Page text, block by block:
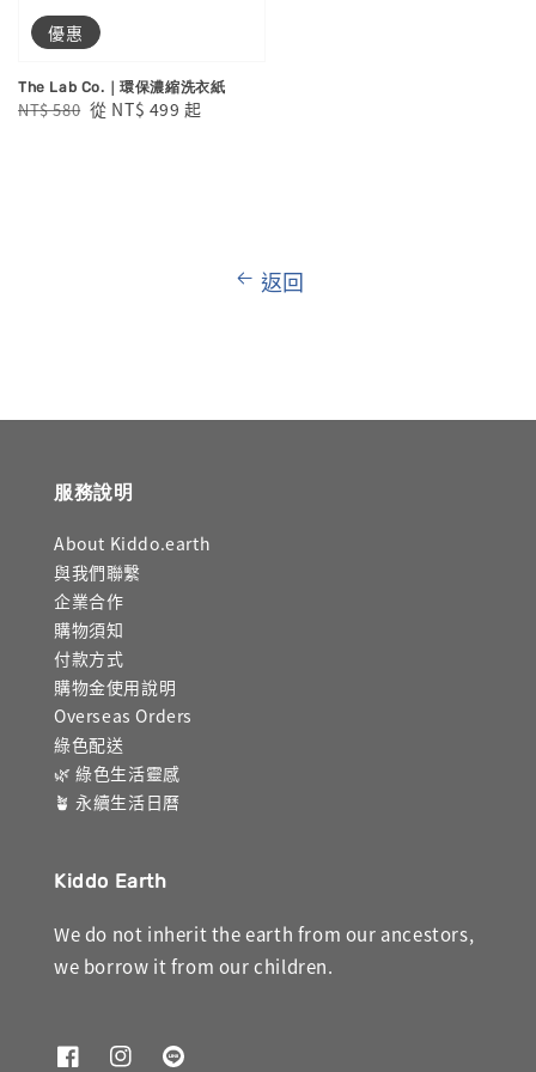
優惠
The Lab Co.｜環保濃縮洗衣紙
Regular
NT$ 580 Sale
從 NT$ 499 起
返回
服務說明
About Kiddo.earth
與我們聯繫
企業合作
購物須知
付款方式
購物金使用說明
Overseas Orders
綠色配送
🌿 綠色生活靈感
🪴 永續生活日曆
Kiddo Earth
We do not inherit the earth from our ancestors,
we borrow it from our children.